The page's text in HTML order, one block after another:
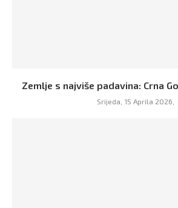
Zemlje s najviše padavina: Crna
Srijeda, 15 Aprila 2026,